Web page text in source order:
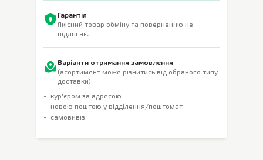
Гарантія
Якісний товар обміну та поверненню не
підлягає.
Варіанти отримання замовлення
(асортимент може різнитись від обраного типу
доставки)
кур'єром за адресою
новою поштою у відділення/поштомат
самовивіз